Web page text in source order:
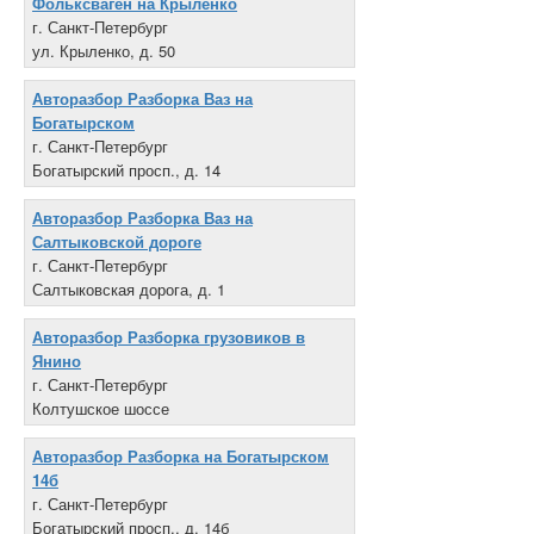
г. Санкт-Петербург
ул. Крыленко, д. 50
+7 812 970-0-444
Авторазбор Разборка Ваз на
Богатырском
г. Санкт-Петербург
Богатырский просп., д. 14
+7 921 376-03-18
Авторазбор Разборка Ваз на
Салтыковской дороге
г. Санкт-Петербург
Салтыковская дорога, д. 1
+7 812 225-86-44
Авторазбор Разборка грузовиков в
Янино
г. Санкт-Петербург
Колтушское шоссе
+7 812 945-20-95
Авторазбор Разборка на Богатырском
14б
г. Санкт-Петербург
Богатырский просп., д. 14б